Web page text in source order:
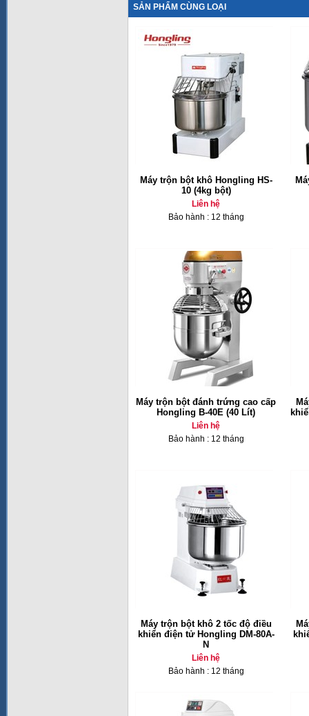
SẢN PHẨM CÙNG LOẠI
Máy trộn bột khô Hongling HS-
10 (4kg bột)
Liên hệ
Bảo hành : 12 tháng
Máy trộn bột đánh trứng cao cấp
Hongling B-40E (40 Lít)
Liên hệ
Bảo hành : 12 tháng
Máy trộn bột khô 2 tốc độ điều
khiển điện tử Hongling DM-80A-
N
Liên hệ
Bảo hành : 12 tháng